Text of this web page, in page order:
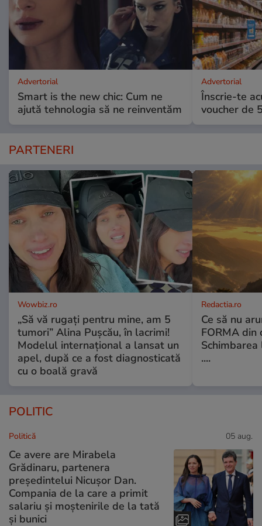
Advertorial
Smart is the new chic: Cum ne
ajută tehnologia să ne reinventăm
Advertorial
Înscrie-te
voucher de
PARTENERI
Wowbiz.ro
„Să vă rugați pentru mine, am 5
tumori” Alina Pușcău, în lacrimi!
Modelul internațional a lansat un
apel, după ce a fost diagnosticată
cu o boală gravă
Redactia.ro
Ce să nu
FORMA din
Schimbarea
....
POLITIC
Politică 05 aug.
Ce avere are Mirabela
Grădinaru, partenera
președintelui Nicușor Dan.
Compania de la care a primit
salariu și moștenirile de la tată
și bunici